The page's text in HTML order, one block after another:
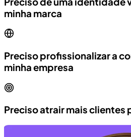
minha marca
Preciso profissionalizar a
minha empresa
Preciso atrair mais clientes